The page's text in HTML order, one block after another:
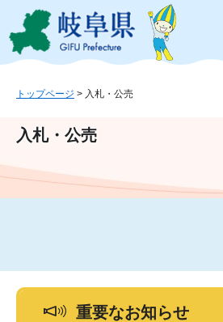
ジ
ュ
文
このページの本文へ
トップページ > 入札・公売
入札・公売
重要なお知らせ